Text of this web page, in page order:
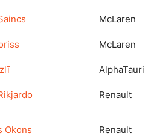
McLaren
McLaren
AlphaTauri
Renault
Okons Renault